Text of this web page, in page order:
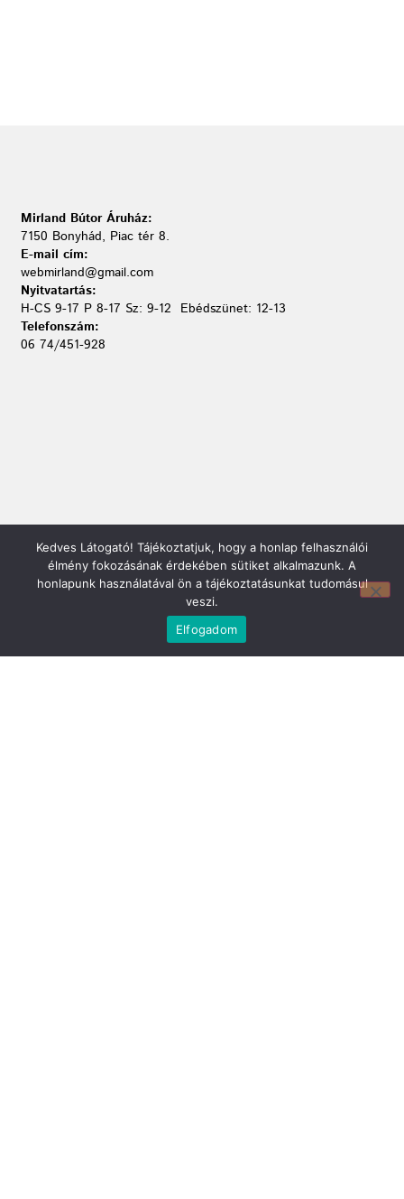
Mirland Lakberendezési Áruház:
7100 Szekszárd, Fáy András u. 29
E-mail cím:
Telefonszám:
Mirland Bútor Áruház:
7150 Bonyhád, Piac tér 8.
E-mail cím:
webmirland@gmail.com
Nyitvatartás:
H-CS 9-17 P 8-17 Sz: 9-12 Ebédszünet: 12-13
Telefonszám:
06 74/451-928
Kedves Látogató! Tájékoztatjuk, hogy a honlap felhasználói
élmény fokozásának érdekében sütiket alkalmazunk. A
honlapunk használatával ön a tájékoztatásunkat tudomásul
veszi.
Elfogadom